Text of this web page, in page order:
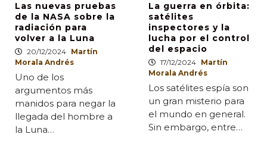
Las nuevas pruebas
de la NASA sobre la
radiación para
volver a la Luna
20/12/2024 Martín
Morala Andrés
Uno de los
argumentos más
manidos para negar la
llegada del hombre a
la Luna…
La guerra en órbita:
satélites
inspectores y la
lucha por el control
del espacio
17/12/2024 Martín
Morala Andrés
Los satélites espía son
un gran misterio para
el mundo en general.
Sin embargo, entre…